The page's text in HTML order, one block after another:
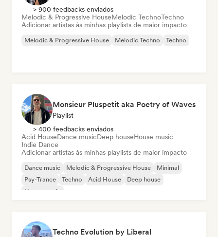
> 900 feedbacks enviados
Melodic & Progressive HouseMelodic TechnoTechno
Adicionar artistas às minhas playlists de maior impacto
Melodic & Progressive House Melodic Techno Techno
Monsieur Pluspetit aka Poetry of Waves
Playlist
> 400 feedbacks enviados
Acid HouseDance musicDeep houseHouse music
Indie Dance
Adicionar artistas às minhas playlists de maior impacto
Dance music Melodic & Progressive House
Minimal
Psy-Trance
Techno Acid House
Deep house
House music
Techno Evolution by Liberal